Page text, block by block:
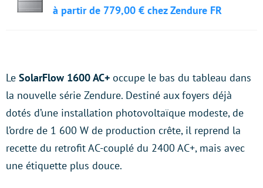
à partir de 779,00 € chez Zendure FR
Le SolarFlow 1600 AC+ occupe le bas du tableau dans
la nouvelle série Zendure. Destiné aux foyers déjà
dotés d’une installation photovoltaïque modeste, de
l’ordre de 1 600 W de production crête, il reprend la
recette du retrofit AC-couplé du 2400 AC+, mais avec
une étiquette plus douce.